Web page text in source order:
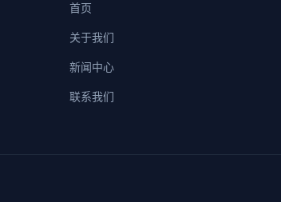
首页
关于我们
新闻中心
联系我们